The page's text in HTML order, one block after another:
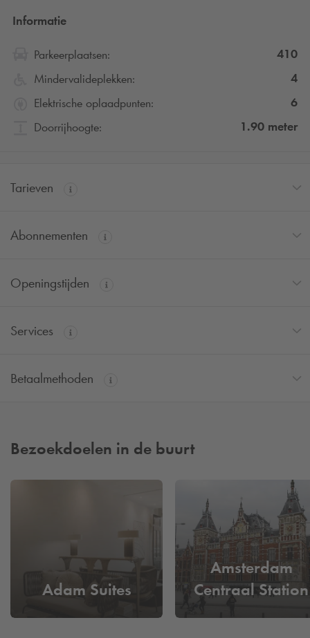
Informatie
Parkeerplaatsen:
410
Mindervalideplekken:
4
Elektrische oplaadpunten:
6
Doorrijhoogte:
1.90 meter
Tarieven
Abonnementen
Openingstijden
Services
Betaalmethoden
Bezoekdoelen in de buurt
Adam Suites
Amsterdam
Centraal Station